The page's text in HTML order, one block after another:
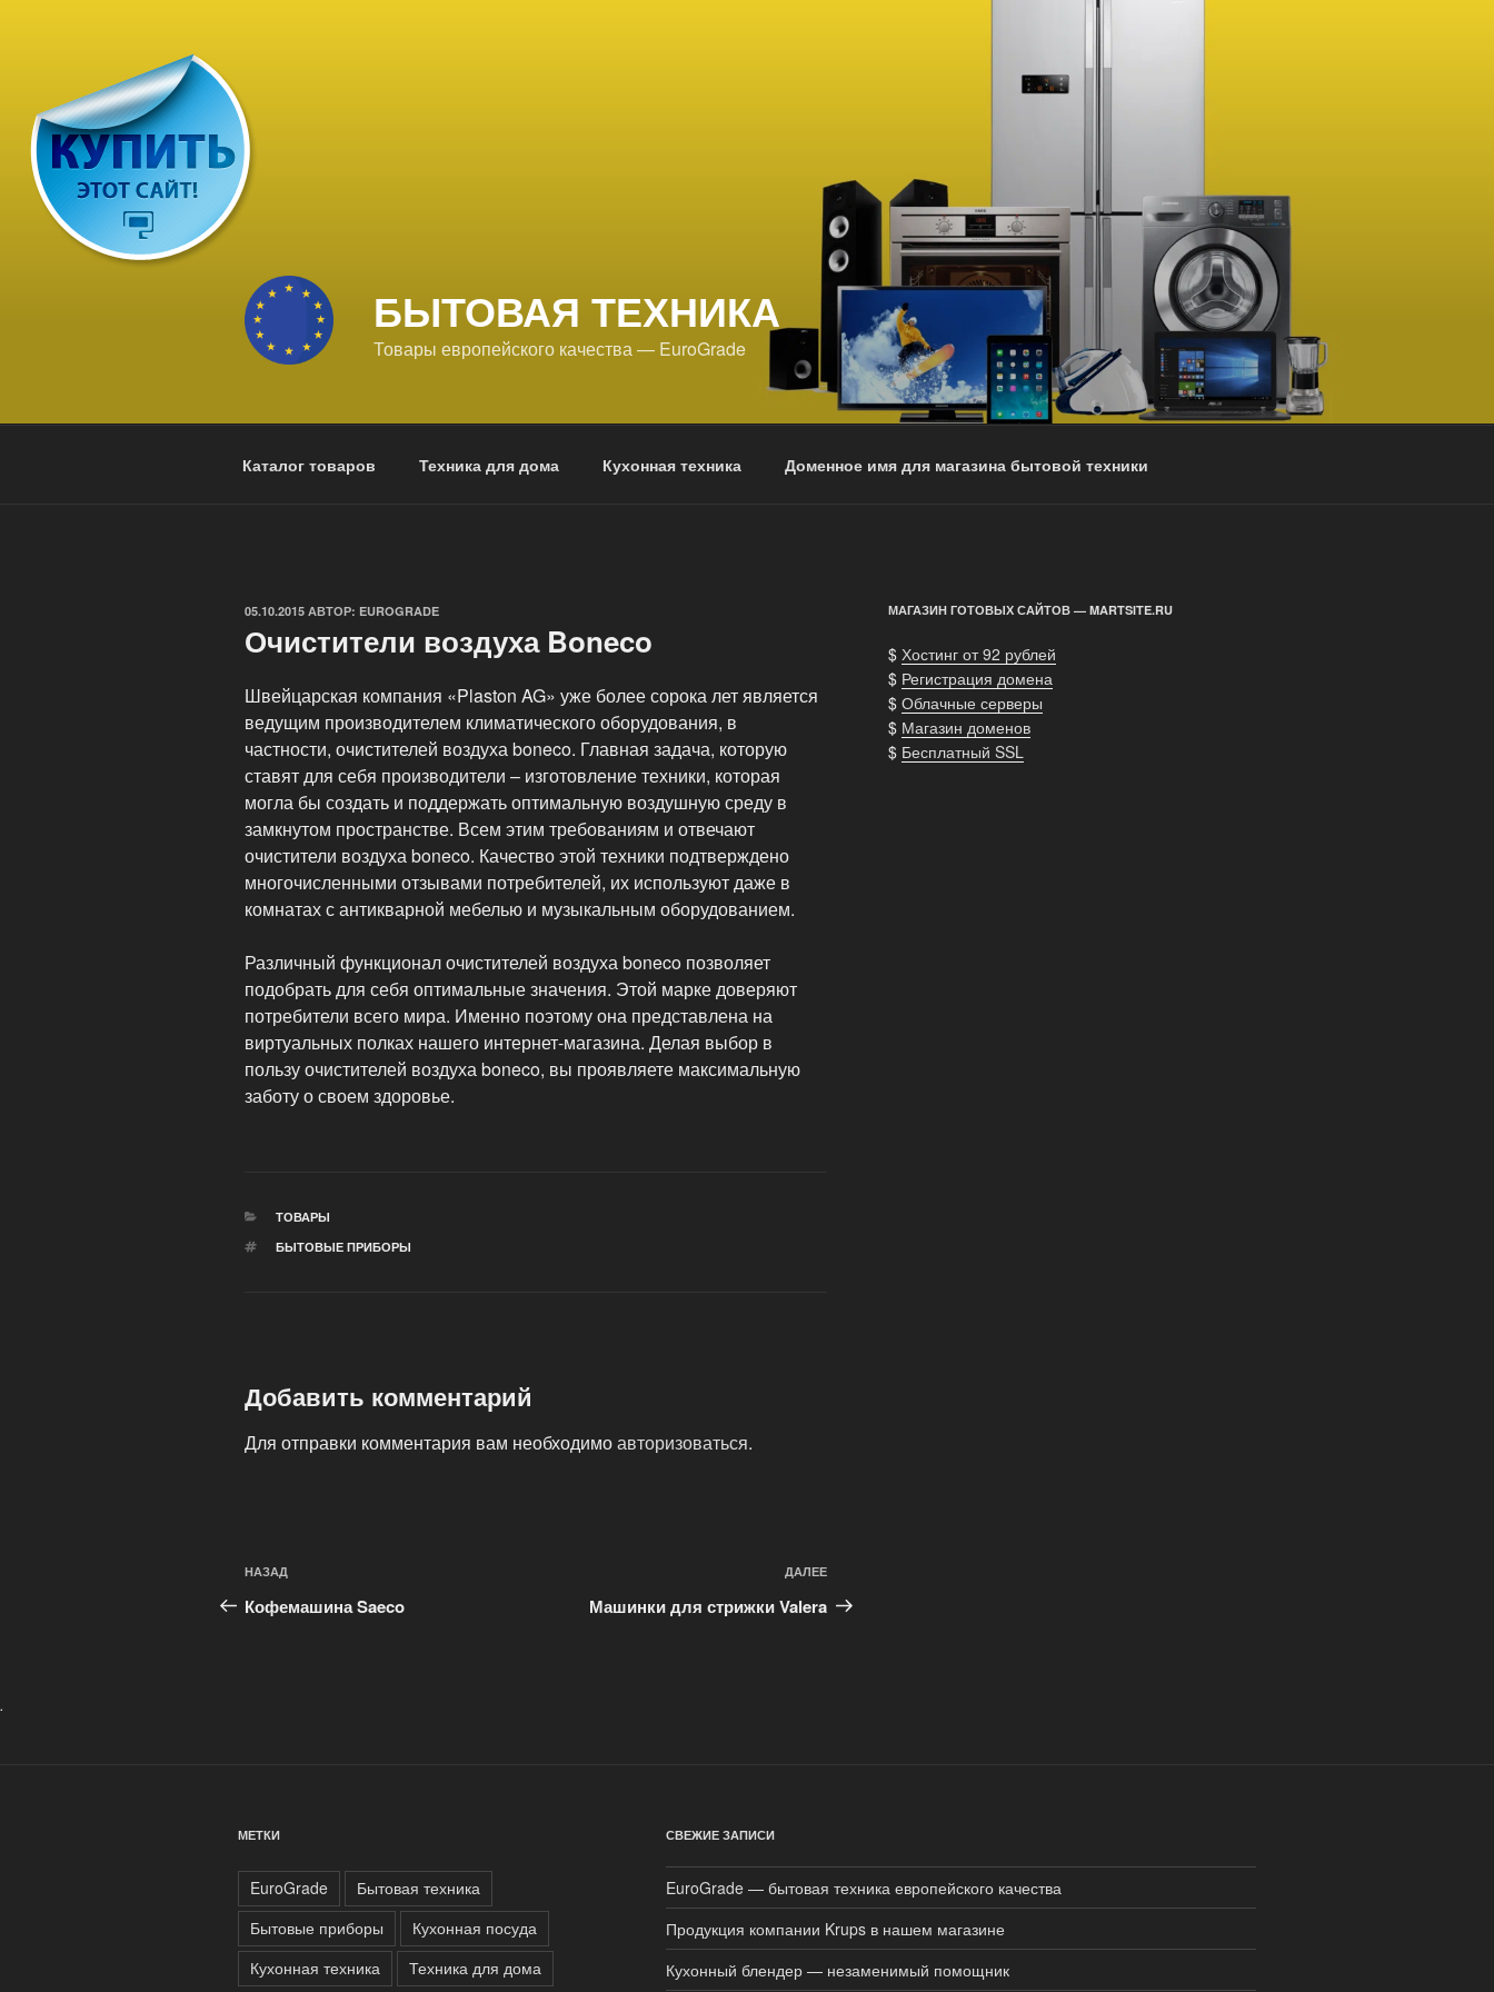
БЫТОВАЯ ТЕХНИКА
Товары европейского качества — EuroGrade
Каталог товаров Техника для дома Кухонная техника Доменное имя для магазина бытовой техники
ОПУБЛИКОВАНО
05.10.2015 АВТОР: EUROGRADE
Очистители воздуха Boneco
Швейцарская компания «Plaston AG» уже более сорока лет является
ведущим производителем климатического оборудования, в
частности, очистителей воздуха boneco. Главная задача, которую
ставят для себя производители – изготовление техники, которая
могла бы создать и поддержать оптимальную воздушную среду в
замкнутом пространстве. Всем этим требованиям и отвечают
очистители воздуха boneco. Качество этой техники подтверждено
многочисленными отзывами потребителей, их используют даже в
комнатах с антикварной мебелью и музыкальным оборудованием.
Различный функционал очистителей воздуха boneco позволяет
подобрать для себя оптимальные значения. Этой марке доверяют
потребители всего мира. Именно поэтому она представлена на
виртуальных полках нашего интернет-магазина. Делая выбор в
пользу очистителей воздуха boneco, вы проявляете максимальную
заботу о своем здоровье.
РУБРИКИ
ТОВАРЫ
МЕТКИ
БЫТОВЫЕ ПРИБОРЫ
Добавить комментарий
Для отправки комментария вам необходимоавторизоваться.
Навигация
по
Предыдущая
запись:
НАЗАД
Кофемашина Saeco
запись
ДАЛЕЕ
Машинки для стрижки Valera
МАГАЗИН ГОТОВЫХ САЙТОВ — MARTSITE.RU
$ Хостинг от 92 рублей
$ Регистрация домена
$ Облачные серверы
$ Магазин доменов
$ Бесплатный SSL
.
МЕТКИ
EuroGrade
Бытовая техника
Бытовые приборы
Кухонная посуда
Кухонная техника
Техника для дома
СВЕЖИЕ ЗАПИСИ
EuroGrade — бытовая техника европейского качества
Продукция компании Krups в нашем магазине
Кухонный блендер — незаменимый помощник